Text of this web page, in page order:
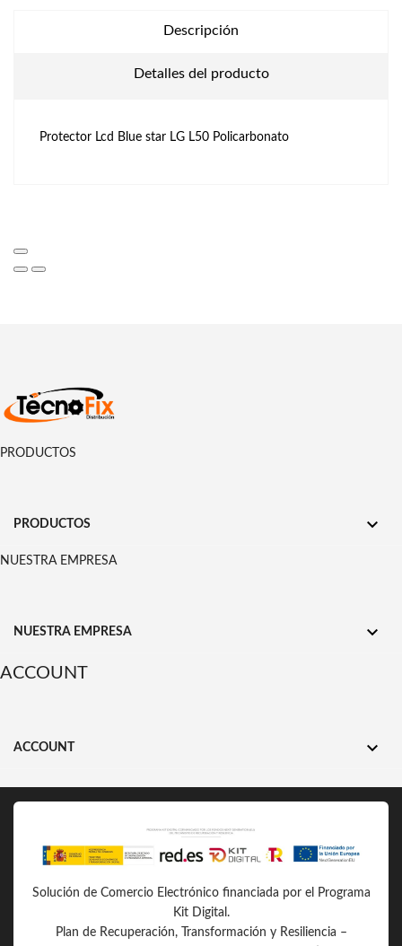
Descripción
Detalles del producto
Protector Lcd Blue star LG L50 Policarbonato
PRODUCTOS
PRODUCTOS 
NUESTRA EMPRESA
NUESTRA EMPRESA 
ACCOUNT
ACCOUNT 
Solución de Comercio Electrónico financiada por el Programa
Kit Digital.
Plan de Recuperación, Transformación y Resiliencia –